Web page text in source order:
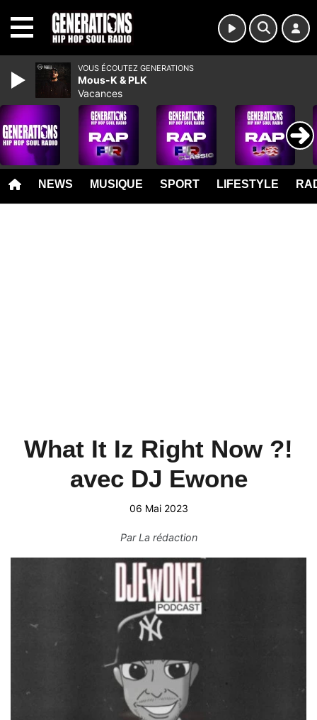
NEWS MUSIQUE SPORT LIFESTYLE
What It Iz Right Now ?!
avec DJ Ewone
06 Mai 2023
ParLa rédaction
VOUS ÉCOUTEZ GENERATIONS
Mous-K & PLK
Vacances